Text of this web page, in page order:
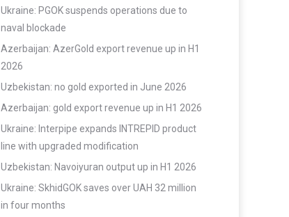
Ukraine: PGOK suspends operations due to
naval blockade
Azerbaijan: AzerGold export revenue up in H1
2026
Uzbekistan: no gold exported in June 2026
Azerbaijan: gold export revenue up in H1 2026
Ukraine: Interpipe expands INTREPID product
line with upgraded modification
Uzbekistan: Navoiyuran output up in H1 2026
Ukraine: SkhidGOK saves over UAH 32 million
in four months